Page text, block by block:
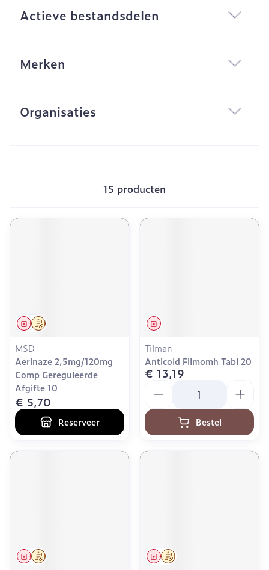
Actieve bestandsdelen
Merken
Organisaties
15 producten
Op voorschrift
Geneesmiddel
MSD
Aerinaze 2,5mg/120mg
Comp Gereguleerde
Afgifte 10
€ 5,70
Reserveer
Geneesmiddel
Tilman
Anticold Filmomh Tabl 20
€ 13,19
Bestel
Op voorschrift
Geneesmiddel Op voorschrift
Geneesmiddel